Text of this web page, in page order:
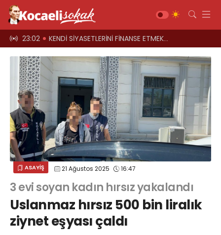
oyun 23:02 KENDİ SİYASETLERİNİ FİNANSE ETMEK İÇİN KOCAELİ'Yİ HARCIYORLAR
ASAYİŞ 21 Ağustos 2025 16:47
3 evi soyan kadın hırsız yakalandı
Uslanmaz hırsız 500 bin liralık
ziynet eşyası çaldı
Siyaset
Asayiş
Ekonomi
Sağlık
Magazin
Spor
Diğer
Teknoloji
Kültür-Sanat
Röportajlar
Web TV